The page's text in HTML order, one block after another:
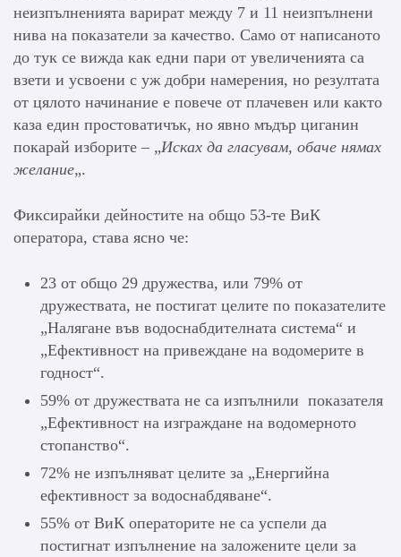
неизпълненията варират между 7 и 11 неизпълнени
нива на показатели за качество. Само от написаното
до тук се вижда как едни пари от увеличенията са
взети и усвоени с уж добри намерения, но резултата
от цялото начинание е повече от плачевен или както
каза един простоватичък, но явно мъдър циганин
покарай изборите – „Исках да гласувам, обаче нямах
желание„.
Фиксирайки дейностите на общо 53-те ВиК
оператора, става ясно че:
23 от общо 29 дружества, или 79% от
дружествата, не постигат целите по показателите
„Налягане във водоснабдителната система“ и
„Ефективност на привеждане на водомерите в
годност“.
59% от дружествата не са изпълнили показателя
„Ефективност на изграждане на водомерното
стопанство“.
72% не изпълняват целите за „Енергийна
ефективност за водоснабдяване“.
55% от ВиК операторите не са успели да
постигнат изпълнение на заложените цели за